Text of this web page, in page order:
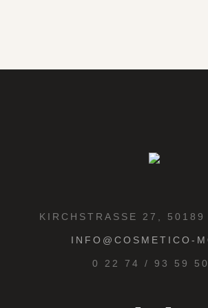
KIRCHSTRASSE 27, 50189
INFO@COSMETICO-
0 22 74 / 93 59